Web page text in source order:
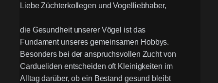
Liebe Züchterkollegen und Vogelliebhaber,
die Gesundheit unserer Vögel ist das
Fundament unseres gemeinsamen Hobbys.
Besonders bei der anspruchsvollen Zucht von
Cardueliden entscheiden oft Kleinigkeiten im
Alltag darüber, ob ein Bestand gesund bleibt